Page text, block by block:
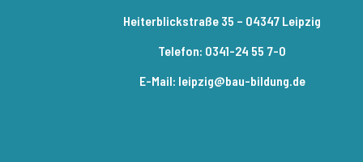
Heiterblickstraße 35 – 04347 Leipzig
Telefon: 0341-24 55 7-0
E-Mail: leipzig@bau-bildung.de